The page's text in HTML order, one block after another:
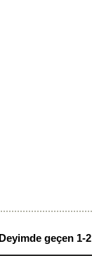
Deyimde geçen 1-